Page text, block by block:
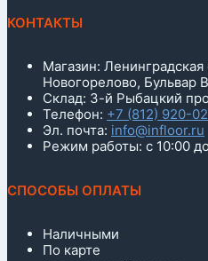
КОНТАКТЫ
Магазин: Ленинградская
Новогорелово, Бульвар
Склад: 3-й Рыбацкий
Телефон: +7 (812) 920-
Эл. почта: info@infloor.ru
Режим работы: с 10:00
СПОСОБЫ ОПЛАТЫ
Наличными
По карте